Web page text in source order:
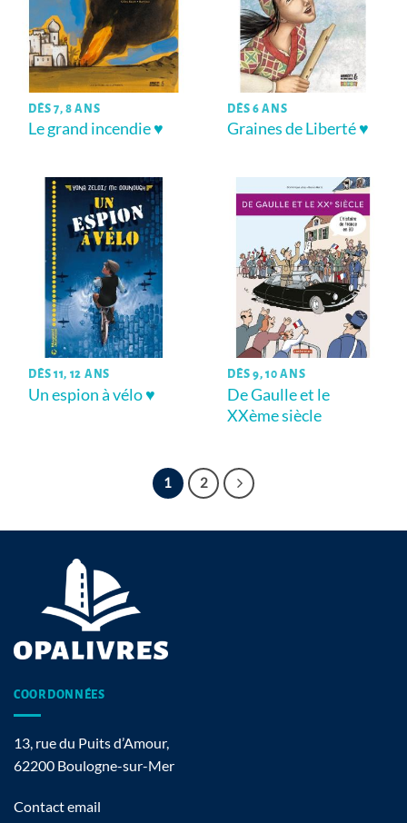
DÈS 7, 8 ANS
Le grand incendie ♥
DÈS 6 ANS
Graines de Liberté ♥
DÈS 11, 12 ANS
Un espion à vélo ♥
DÈS 9, 10 ANS
De Gaulle et le
XXème siècle
1 2
COORDONNÉES
13, rue du Puits d’Amour,
62200 Boulogne-sur-Mer
Contact email